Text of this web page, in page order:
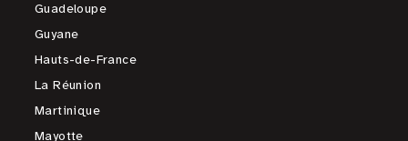
Guadeloupe
Guyane
Hauts-de-France
La Réunion
Martinique
Mayotte